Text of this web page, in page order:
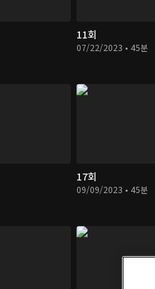
11회
07/22/2023 • 45분
17회
09/09/2023 • 45분